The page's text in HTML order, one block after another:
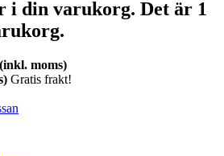
i din varukorg. Det är 1
moms)
Gratis frakt!